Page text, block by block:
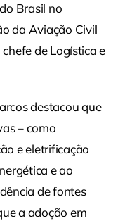
Brasil no
da Aviação Civil
de Logística e
destacou que
– como
e eletrificação
e ao
de fontes
a adoção em